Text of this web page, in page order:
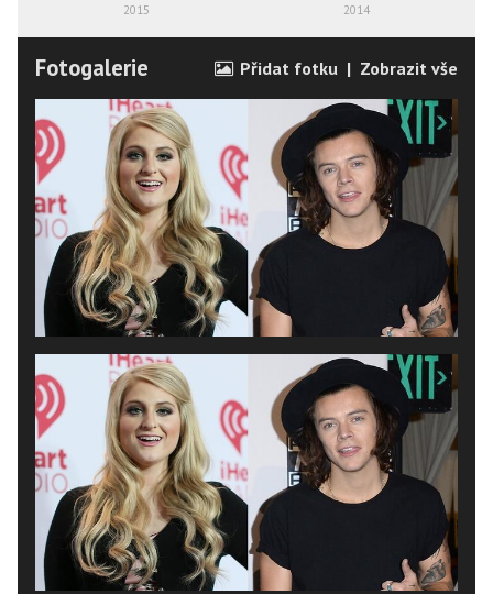
2015 2014
Fotogalerie Přidat fotku | Zobrazit vše